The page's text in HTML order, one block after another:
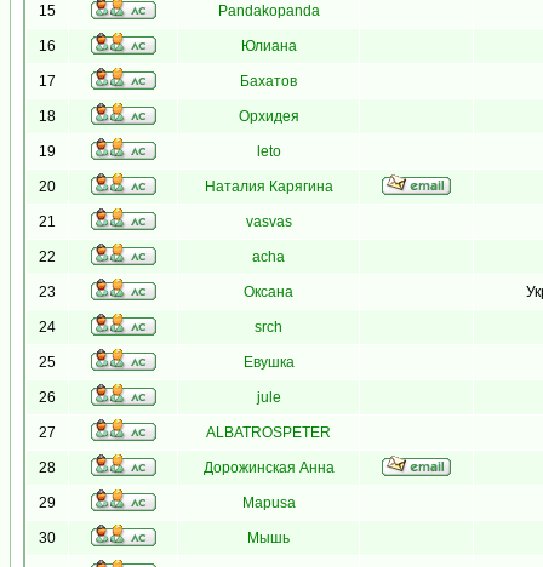
15 Pandakopanda
16 Юлиана
17 Бахатов
18 Орхидея
19 leto
20 Наталия Карягина
21 vasvas
22 acha
23 Оксана
24 srch
25 Евушка
26 jule
27 ALBATROSPETER
28 Дорожинская Анна
29 Mapusa
30 Мышь